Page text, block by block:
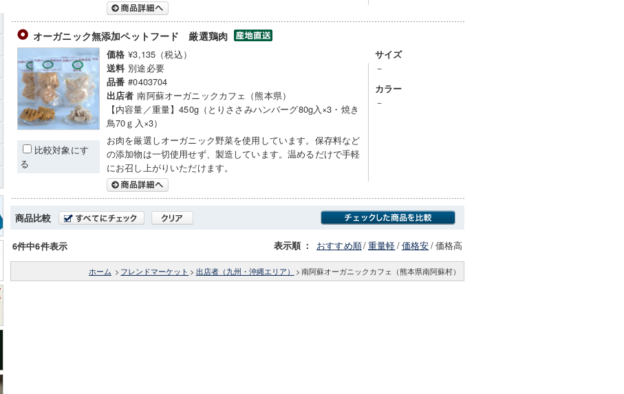
オーガニック無添加ペットフード 厳選鶏肉
比較対象にす
る
価格 ¥3,135（税込）
送料 別途必要
品番 #0403704
出店者 南阿蘇オーガニックカフェ（熊本県）
【内容量／重量】450g（とりささみハンバーグ80g入×3・焼き
鳥70ｇ入×3）
お肉を厳選しオーガニック野菜を使用しています。保存料など
の添加物は一切使用せず、製造しています。温めるだけで手軽
にお召し上がりいただけます。
サイズ
－
カラー
－
商品比較
6件中6件表示 表示順 ： おすすめ順/重量軽/価格安/価格高
ホーム > フレンドマーケット > 出店者（九州・沖縄エリア） > 南阿蘇オーガニックカフェ（熊本県南阿蘇村）